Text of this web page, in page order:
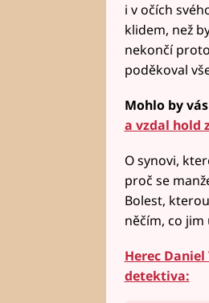
i v očích
klidem, než
nekončí
poděkoval
Mohlo by
a vzdal hold
O synovi,
proč se
Bolest,
něčím, co
Herec
detektiva: